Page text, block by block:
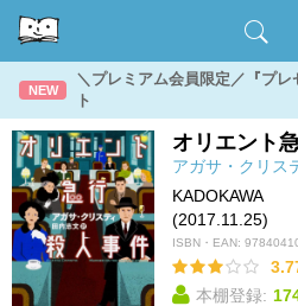
NEW
＼プレミアム会員限定／『プ
ト
オリエント
アガサ・クリス
KADOKAWA
(2017.11.25)
ISBN・EAN:
本棚登録: